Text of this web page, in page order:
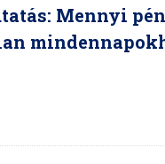
Mennyi